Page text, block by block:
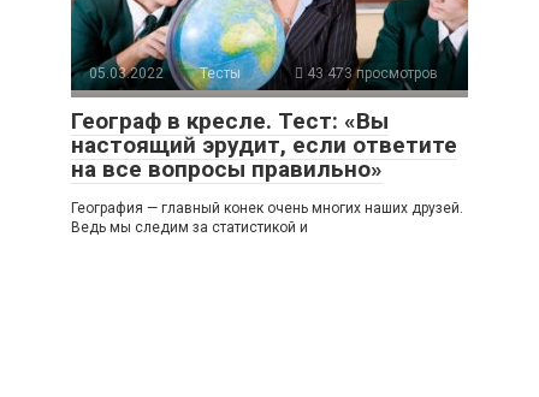
05.03.2022 Тесты 43 473 просмотров
Географ в кресле. Тест: «Вы
настоящий эрудит, если ответите
на все вопросы правильно»
География — главный конек очень многих наших друзей.
Ведь мы следим за статистикой и